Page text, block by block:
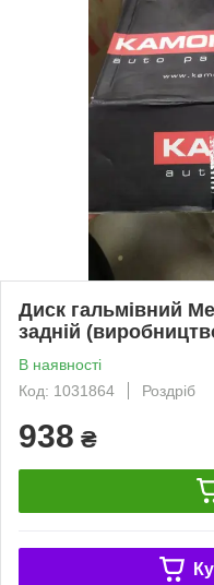
Диск гальмівний
задній
В наявності
Код: 1031864
Роздріб
938 ₴